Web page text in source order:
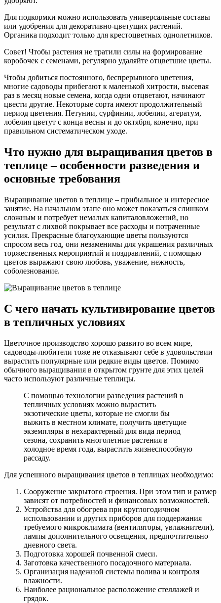
Для подкормки можно использовать универсальные составы
или удобрения для декоративно-цветущих растений.
Органика подходит только для крестоцветных однолетников.
Совет! Чтобы растения не тратили силы на формирование
коробочек с семенами, регулярно удаляйте отцветшие цветы.
Чтобы добиться постоянного, беспрерывного цветения,
многие садоводы прибегают к маленькой хитрости, высевая
раз в месяц новые семена, когда одни отцветают, начинают
цвести другие. Некоторые сорта имеют продолжительный
период цветения. Петунии, сурфинии, лобелии, агератум,
лобелия цветут с конца весны и до октября, конечно, при
правильном систематическом уходе.
Что нужно для выращивания цветов в
теплице – особенности разведения и
основные требования
Выращивание цветов в теплице – прибыльное и интересное
занятие. На начальном этапе оно может показаться слишком
сложным и потребует немалых капиталовложений, но
результат с лихвой покрывает все расходы и потраченные
усилия. Прекрасные благоухающие цветы пользуются
спросом весь год, они незаменимы для украшения различных
торжественных мероприятий и поздравлений, с помощью
цветов выражают свою любовь, уважение, нежность,
соболезнование.
С чего начать культивирование цветов
в тепличных условиях
Цветочное производство хорошо развито во всем мире,
садоводы-любители тоже не отказывают себе в удовольствии
вырастить популярные или редкие виды цветов. Помимо
обычного выращивания в открытом грунте для этих целей
часто используют различные теплицы.
С помощью технологии разведения растений в
тепличных условиях можно вырастить
экзотические цветы, которые не смогли бы
выжить в местном климате, получить цветущие
экземпляры в нехарактерный для вида период
сезона, сохранить многолетние растения в
холодное время года, вырастить жизнеспособную
рассаду.
Для успешного выращивания цветов в теплицах необходимо:
Сооружение закрытого строения. При этом тип и размер
зависят от потребностей и финансовых возможностей.
Устройства для обогрева при круглогодичном
использовании и других приборов для поддержания
требуемого микроклимата (вентиляторы, увлажнители),
лампы дополнительного освещения, предпочтительно
дневного света.
Подготовка хорошей почвенной смеси.
Заготовка качественного посадочного материала.
Организация надежной системы полива и контроля
влажности.
Наиболее рациональное расположение стеллажей и
грядок.